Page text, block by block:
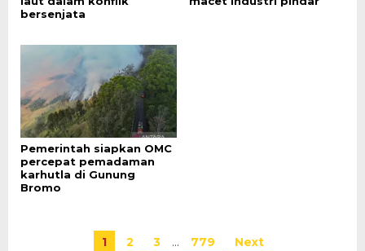
bersenjata
Pemerintah siapkan OMC
percepat pemadaman
karhutla di Gunung
Bromo
1 2 3 … 779 Next